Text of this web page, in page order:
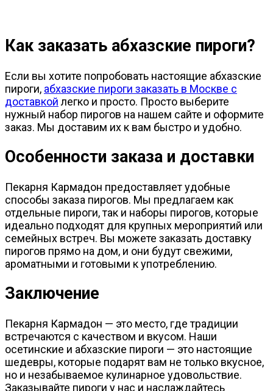
Как заказать абхазские пироги?
Если вы хотите попробовать настоящие абхазские
пироги, абхазские пироги заказать в Москве с
доставкой легко и просто. Просто выберите
нужный набор пирогов на нашем сайте и оформите
заказ. Мы доставим их к вам быстро и удобно.
Особенности заказа и доставки
Пекарня Кармадон предоставляет удобные
способы заказа пирогов. Мы предлагаем как
отдельные пироги, так и наборы пирогов, которые
идеально подходят для крупных мероприятий или
семейных встреч. Вы можете заказать доставку
пирогов прямо на дом, и они будут свежими,
ароматными и готовыми к употреблению.
Заключение
Пекарня Кармадон — это место, где традиции
встречаются с качеством и вкусом. Наши
осетинские и абхазские пироги — это настоящие
шедевры, которые подарят вам не только вкусное,
но и незабываемое кулинарное удовольствие.
Заказывайте пироги у нас и наслаждайтесь